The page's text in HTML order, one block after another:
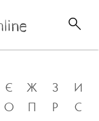
Є Ж З
И
О П Р
С